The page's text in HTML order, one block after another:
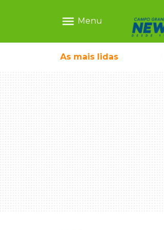
menu Menu
As mais lidas
e morre a caminho do hospital